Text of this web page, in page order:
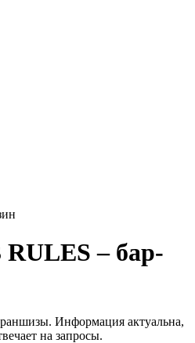
– бар-
Информация актуальна,
на запросы.